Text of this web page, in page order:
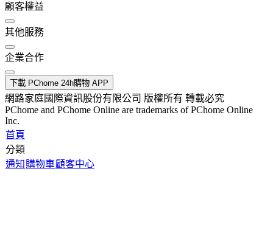
顧客權益
其他服務
企業合作
下載 PChome 24h購物 APP
網路家庭國際資訊股份有限公司 版權所有 轉載必究
PChome and PChome Online are trademarks of PChome Online
Inc.
首頁
分類
通知 購物車顧客中心